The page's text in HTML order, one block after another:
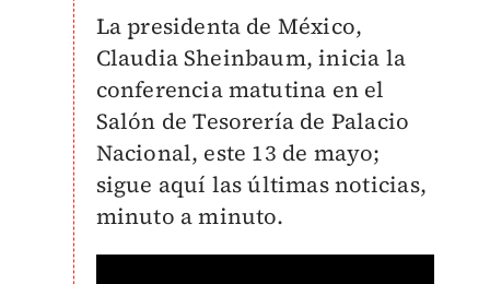
La presidenta de México,
Claudia Sheinbaum, inicia la
conferencia matutina en el
Salón de Tesorería de Palacio
Nacional, este 13 de mayo;
sigue aquí las últimas noticias,
minuto a minuto.